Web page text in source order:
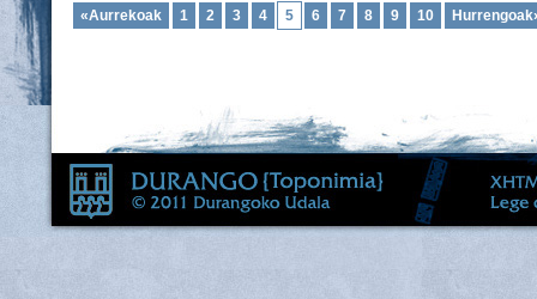
«Aurrekoak 1 2 3 4 5 6 7 8 9 10